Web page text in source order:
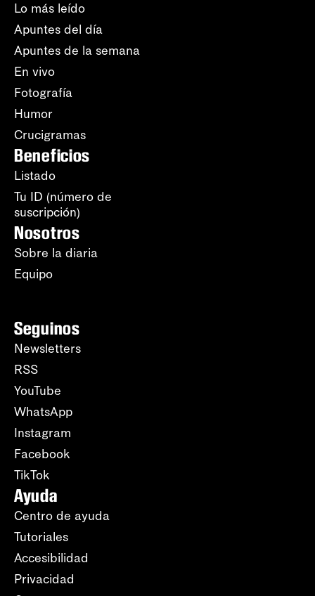
Lo más leído
Apuntes del día
Apuntes de la semana
En vivo
Fotografía
Humor
Crucigramas
Beneficios
Listado
Tu ID (número de
suscripción)
Nosotros
Sobre la diaria
Equipo
Seguinos
Newsletters
RSS
YouTube
WhatsApp
Instagram
Facebook
TikTok
Ayuda
Centro de ayuda
Tutoriales
Accesibilidad
Privacidad